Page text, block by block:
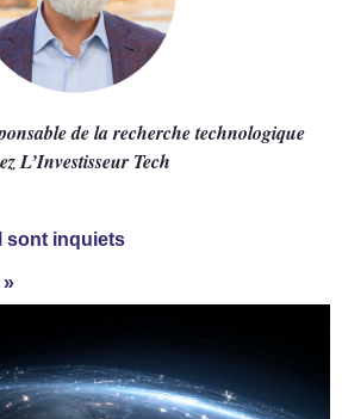
de la recherche technologique
L’Investisseur Tech
sont inquiets
»